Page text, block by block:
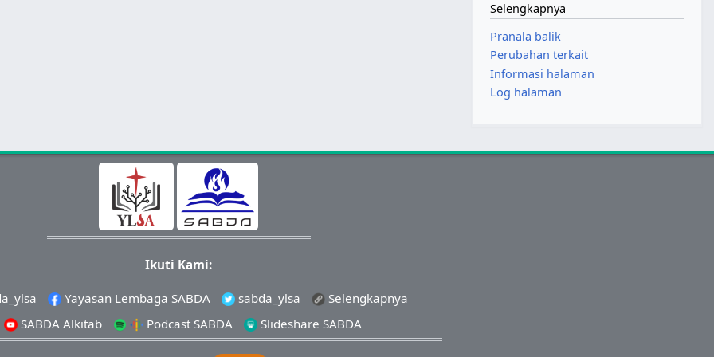
Selengkapnya
Pranala balik
Perubahan terkait
Informasi halaman
Log halaman
Ikuti Kami:
Yayasan Lembaga SABDA sabda_ylsa
Selengkapnya
SABDA Alkitab
Podcast SABDA Slideshare SABDA